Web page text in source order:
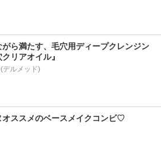
がら満たす、毛穴用ディープクレンジン
リアオイル』
オススメのベースメイクコンビ♡